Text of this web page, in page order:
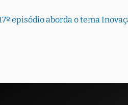
episódio aborda o tema